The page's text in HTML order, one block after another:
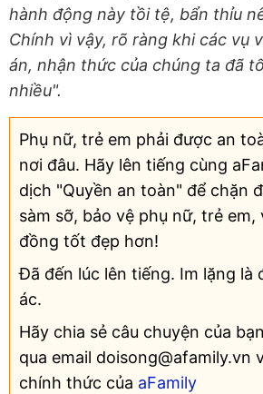
hành động này tồi tệ, bẩn thỉu
Chính vì vậy, rõ ràng khi các vụ
án, nhận thức của chúng ta đã
nhiều".
Phụ nữ, trẻ em phải được an
nơi đâu. Hãy lên tiếng cùng
dịch "Quyền an toàn" để chặn
sàm sỡ, bảo vệ phụ nữ, trẻ
đồng tốt đẹp hơn!
Đã đến lúc lên tiếng. Im lặng là
ác.
Hãy chia sẻ câu chuyện của
qua email doisong@afamily.vn
chính thức của aFamily